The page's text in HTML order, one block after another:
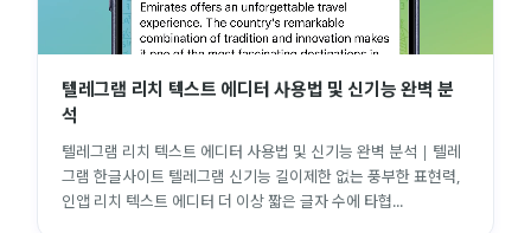
텔레그램 리치 텍스트 에디터 사용법 및 신기능 완벽 분
석
텔레그램 리치 텍스트 에디터 사용법 및 신기능 완벽 분석 | 텔레
그램 한글사이트 텔레그램 신기능 길이제한 없는 풍부한 표현력,
인앱 리치 텍스트 에디터 더 이상 짧은 글자 수에 타협...